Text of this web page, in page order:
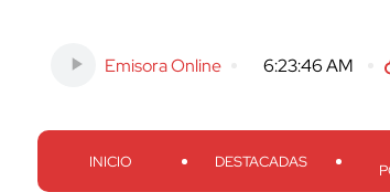
Emisora Online -6:23:47 AM
INICIO DESTACADAS